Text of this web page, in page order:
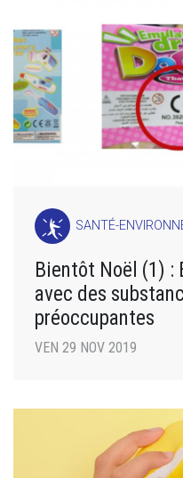
SANTÉ-
Bientôt Noël (1) :
avec des
préoccupantes
VEN 29 NOV 2019